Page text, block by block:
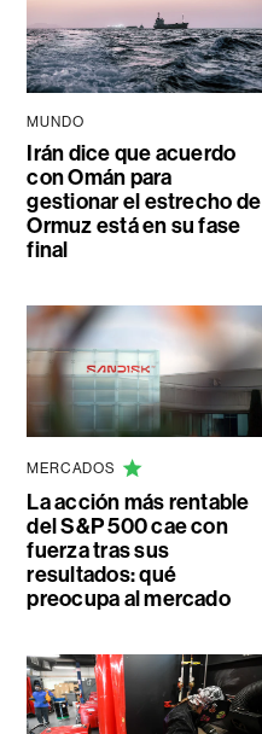
MUNDO
Irán dice que acuerdo
con Omán para
gestionar el estrecho de
Ormuz está en su fase
final
MERCADOS
La acción más rentable
del S&P 500 cae con
fuerza tras sus
resultados: qué
preocupa al mercado